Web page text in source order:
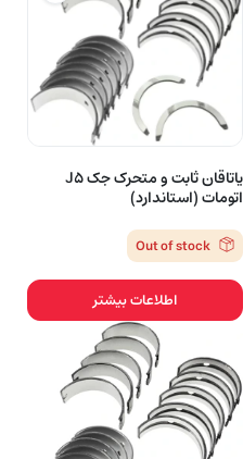
یاتاقان ثابت و متحرک جک J5
اتومات (استاندارد)
Out of stock
اطلاعات بیشتر